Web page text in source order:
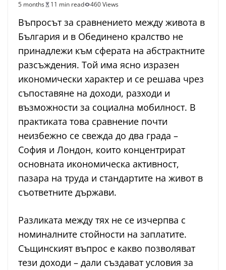
5 months
11 min read 460 Views
Въпросът за сравнението между живота в
България и в Обединено кралство не
принадлежи към сферата на абстрактните
разсъждения. Той има ясно изразен
икономически характер и се решава чрез
съпоставяне на доходи, разходи и
възможности за социална мобилност. В
практиката това сравнение почти
неизбежно се свежда до два града –
София и Лондон, които концентрират
основната икономическа активност,
пазара на труда и стандартите на живот в
съответните държави.
Разликата между тях не се изчерпва с
номиналните стойности на заплатите.
Същинският въпрос е какво позволяват
тези доходи – дали създават условия за